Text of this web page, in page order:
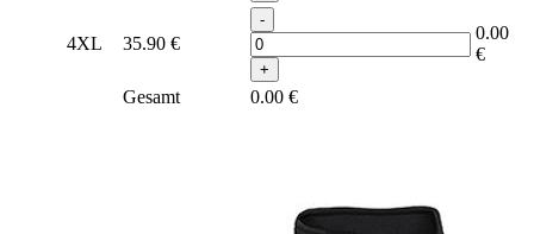
4XL 35.90 €
-
+
0.00
€
Gesamt 0.00 €